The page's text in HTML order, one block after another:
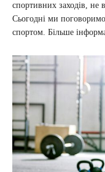
спортивних заходів, не
Сьогодні ми
спортом. Більше